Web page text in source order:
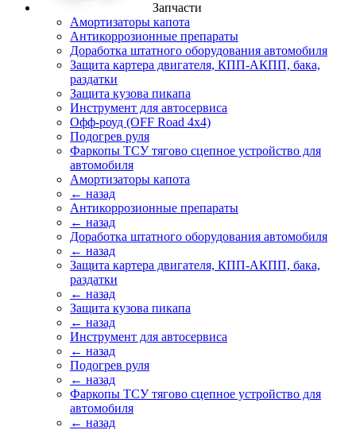
Запчасти
Амортизаторы капота
Антикоррозионные препараты
Доработка штатного оборудования автомобиля
Защита картера двигателя, КПП-АКПП, бака,
раздатки
Защита кузова пикапа
Инструмент для автосервиса
Офф-роуд (OFF Road 4x4)
Подогрев руля
Фаркопы ТСУ тягово сцепное устройство для
автомобиля
Амортизаторы капота
← назад
Антикоррозионные препараты
← назад
Доработка штатного оборудования автомобиля
← назад
Защита картера двигателя, КПП-АКПП, бака,
раздатки
← назад
Защита кузова пикапа
← назад
Инструмент для автосервиса
← назад
Подогрев руля
← назад
Фаркопы ТСУ тягово сцепное устройство для
автомобиля
← назад